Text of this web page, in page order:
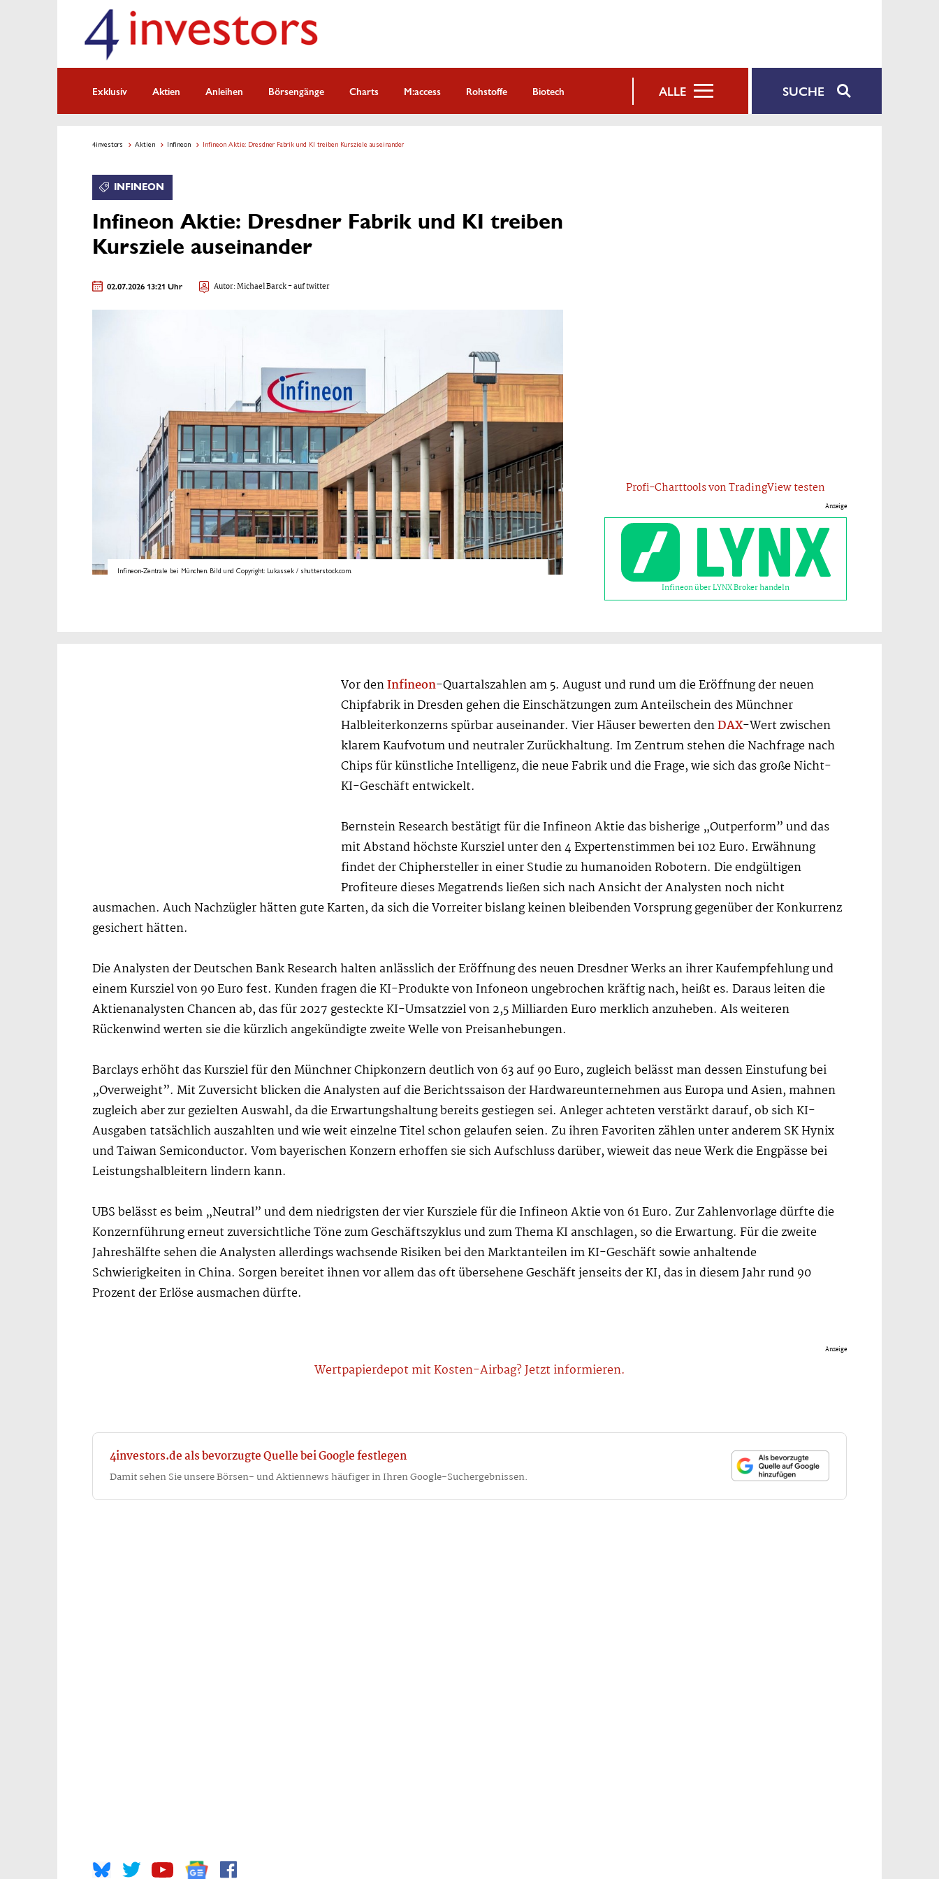
SUCHE
ALLE
Exklusiv Aktien Anleihen Börsengänge Charts M:access Rohstoffe Biotech
4investors Aktien Infineon Infineon Aktie: Dresdner Fabrik und KI treiben Kursziele auseinander
INFINEON
Infineon Aktie: Dresdner Fabrik und KI treiben
Kursziele auseinander
02.07.2026 13:21 Uhr Autor:Michael Barck- auf twitter
Infineon-Zentrale bei München. Bild und Copyright: Lukassek / shutterstock.com.
Profi-Charttools von TradingView testen
Anzeige
Infineon über LYNX Broker handeln
Vor denInfineon-Quartalszahlen am 5. August und rund um die Eröffnung der neuen
Chipfabrik in Dresden gehen die Einschätzungen zum Anteilschein des Münchner
Halbleiterkonzerns spürbar auseinander. Vier Häuser bewerten denDAX-Wert zwischen
klarem Kaufvotum und neutraler Zurückhaltung. Im Zentrum stehen die Nachfrage nach
Chips für künstliche Intelligenz, die neue Fabrik und die Frage, wie sich das große Nicht-
KI-Geschäft entwickelt.
Bernstein Research bestätigt für die Infineon Aktie das bisherige „Outperform” und das
mit Abstand höchste Kursziel unter den 4 Expertenstimmen bei 102 Euro. Erwähnung
findet der Chiphersteller in einer Studie zu humanoiden Robotern. Die endgültigen
Profiteure dieses Megatrends ließen sich nach Ansicht der Analysten noch nicht
ausmachen. Auch Nachzügler hätten gute Karten, da sich die Vorreiter bislang keinen bleibenden Vorsprung gegenüber der Konkurrenz
gesichert hätten.
Die Analysten der Deutschen Bank Research halten anlässlich der Eröffnung des neuen Dresdner Werks an ihrer Kaufempfehlung und
einem Kursziel von 90 Euro fest. Kunden fragen die KI-Produkte von Infoneon ungebrochen kräftig nach, heißt es. Daraus leiten die
Aktienanalysten Chancen ab, das für 2027 gesteckte KI-Umsatzziel von 2,5 Milliarden Euro merklich anzuheben. Als weiteren
Rückenwind werten sie die kürzlich angekündigte zweite Welle von Preisanhebungen.
Barclays erhöht das Kursziel für den Münchner Chipkonzern deutlich von 63 auf 90 Euro, zugleich belässt man dessen Einstufung bei
„Overweight”. Mit Zuversicht blicken die Analysten auf die Berichtssaison der Hardwareunternehmen aus Europa und Asien, mahnen
zugleich aber zur gezielten Auswahl, da die Erwartungshaltung bereits gestiegen sei. Anleger achteten verstärkt darauf, ob sich KI-
Ausgaben tatsächlich auszahlten und wie weit einzelne Titel schon gelaufen seien. Zu ihren Favoriten zählen unter anderem SK Hynix
und Taiwan Semiconductor. Vom bayerischen Konzern erhoffen sie sich Aufschluss darüber, wieweit das neue Werk die Engpässe bei
Leistungshalbleitern lindern kann.
UBS belässt es beim „Neutral” und dem niedrigsten der vier Kursziele für die Infineon Aktie von 61 Euro. Zur Zahlenvorlage dürfte die
Konzernführung erneut zuversichtliche Töne zum Geschäftszyklus und zum Thema KI anschlagen, so die Erwartung. Für die zweite
Jahreshälfte sehen die Analysten allerdings wachsende Risiken bei den Marktanteilen im KI-Geschäft sowie anhaltende
Schwierigkeiten in China. Sorgen bereitet ihnen vor allem das oft übersehene Geschäft jenseits der KI, das in diesem Jahr rund 90
Prozent der Erlöse ausmachen dürfte.
Anzeige
Wertpapierdepot mit Kosten-Airbag? Jetzt informieren.
4investors.de als bevorzugte Quelle bei Google festlegen
Damit sehen Sie unsere Börsen- und Aktiennews häufiger in Ihren Google-Suchergebnissen.